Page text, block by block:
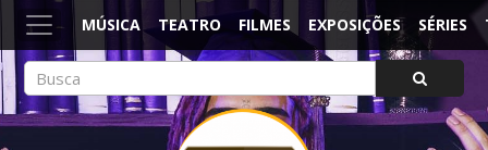
MÚSICA TEATRO FILMES EXPOSIÇÕES SÉRIES